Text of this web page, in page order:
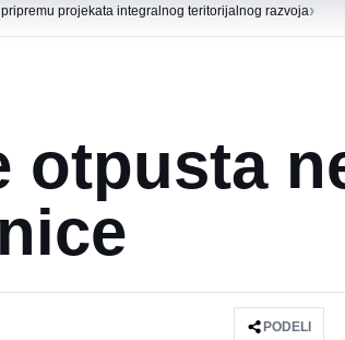
projekata integralnog teritorijalnog razvoja›
otpusta
PODELI